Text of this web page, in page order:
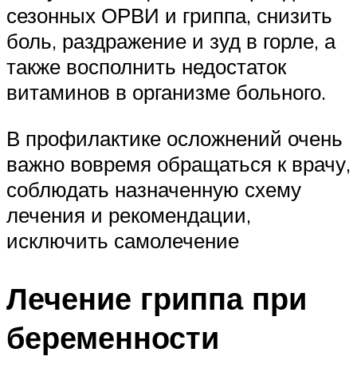
сезонных ОРВИ и гриппа, снизить
боль, раздражение и зуд в горле, а
также восполнить недостаток
витаминов в организме больного.
В профилактике осложнений очень
важно вовремя обращаться к врачу,
соблюдать назначенную схему
лечения и рекомендации,
исключить самолечение
Лечение гриппа при
беременности